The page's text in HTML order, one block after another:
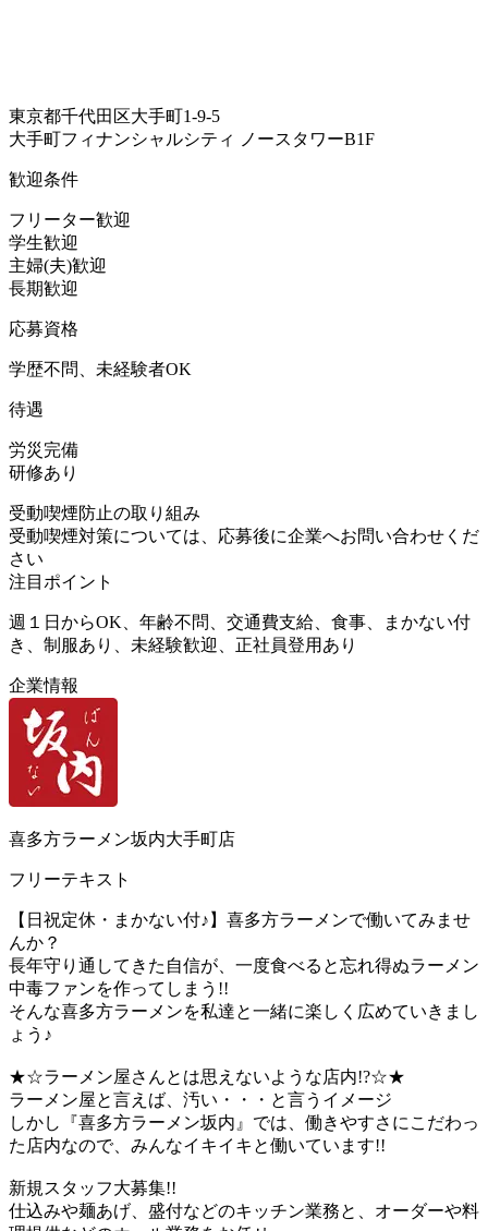
東京都千代田区大手町1-9-5
大手町フィナンシャルシティ ノースタワーB1F
歓迎条件
フリーター歓迎
学生歓迎
主婦(夫)歓迎
長期歓迎
応募資格
学歴不問、未経験者OK
待遇
労災完備
研修あり
受動喫煙防止の取り組み
受動喫煙対策については、応募後に企業へお問い合わせくだ
さい
注目ポイント
週１日からOK、年齢不問、交通費支給、食事、まかない付
き、制服あり、未経験歓迎、正社員登用あり
企業情報
喜多方ラーメン坂内大手町店
フリーテキスト
【日祝定休・まかない付♪】喜多方ラーメンで働いてみませ
んか？
長年守り通してきた自信が、一度食べると忘れ得ぬラーメン
中毒ファンを作ってしまう!!
そんな喜多方ラーメンを私達と一緒に楽しく広めていきまし
ょう♪
★☆ラーメン屋さんとは思えないような店内!?☆★
ラーメン屋と言えば、汚い・・・と言うイメージ
しかし『喜多方ラーメン坂内』では、働きやすさにこだわっ
た店内なので、みんなイキイキと働いています!!
新規スタッフ大募集!!
仕込みや麺あげ、盛付などのキッチン業務と、オーダーや料